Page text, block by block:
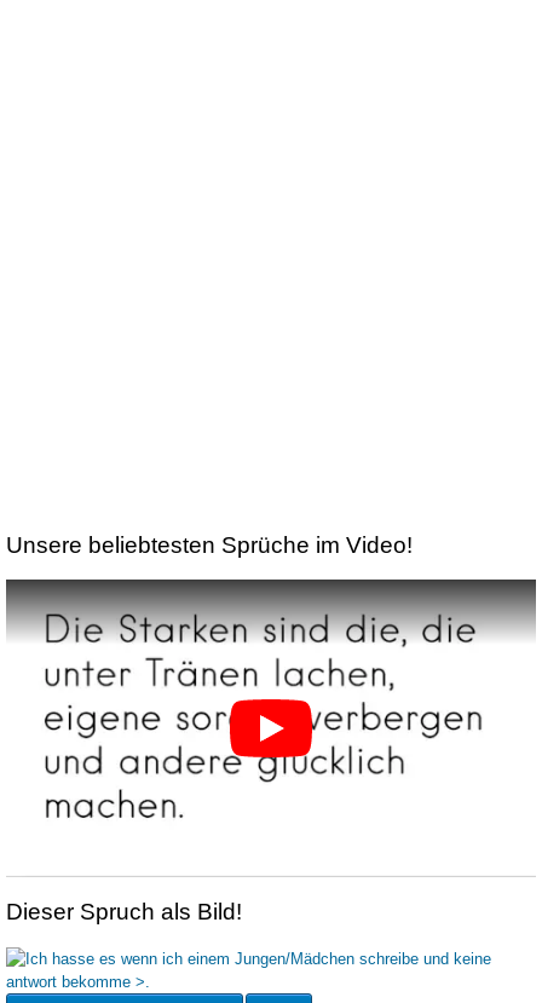
Unsere beliebtesten Sprüche im Video!
Dieser Spruch als Bild!